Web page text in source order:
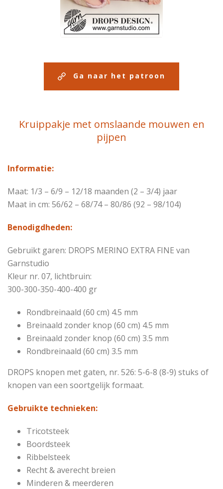
Ga naar het patroon
Kruippakje met omslaande mouwen en
pijpen
Informatie:
Maat: 1/3 – 6/9 – 12/18 maanden (2 – 3/4) jaar
Maat in cm: 56/62 – 68/74 – 80/86 (92 – 98/104)
Benodigdheden:
Gebruikt garen: DROPS MERINO EXTRA FINE van
Garnstudio
Kleur nr. 07, lichtbruin:
300-300-350-400-400 gr
Rondbreinaald (60 cm) 4.5 mm
Breinaald zonder knop (60 cm) 4.5 mm
Breinaald zonder knop (60 cm) 3.5 mm
Rondbreinaald (60 cm) 3.5 mm
DROPS knopen met gaten, nr. 526: 5-6-8 (8-9) stuks of
knopen van een soortgelijk formaat.
Gebruikte technieken:
Tricotsteek
Boordsteek
Ribbelsteek
Recht & averecht breien
Minderen & meerderen